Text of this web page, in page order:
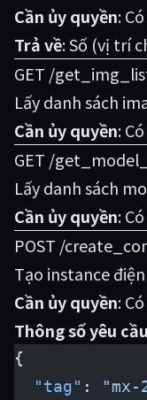
Cần ủy quyền: Có
Trả về: Số (vị trí
GET /
Lấy danh sách
Cần ủy quyền: Có
GET /
Lấy danh sách
Cần ủy quyền: Có
POST /
Tạo instance
Cần ủy quyền: Có
Thông số yêu cầu
{
  "tag"
: "mx-